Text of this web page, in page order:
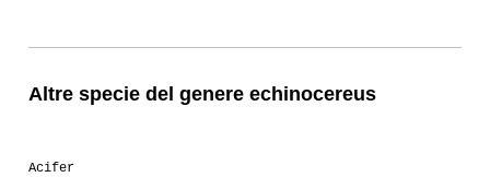
Altre specie del genere echinocereus
Acifer